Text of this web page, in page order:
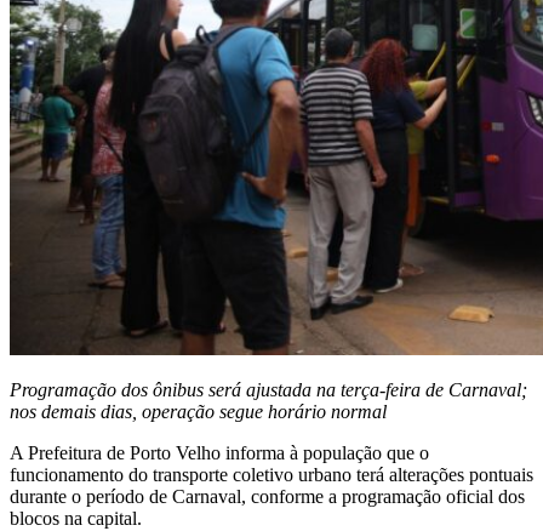
Programação dos ônibus será ajustada na terça-feira de Carnaval;
nos demais dias, operação segue horário normal
A Prefeitura de Porto Velho informa à população que o
funcionamento do transporte coletivo urbano terá alterações pontuais
durante o período de Carnaval, conforme a programação oficial dos
blocos na capital.